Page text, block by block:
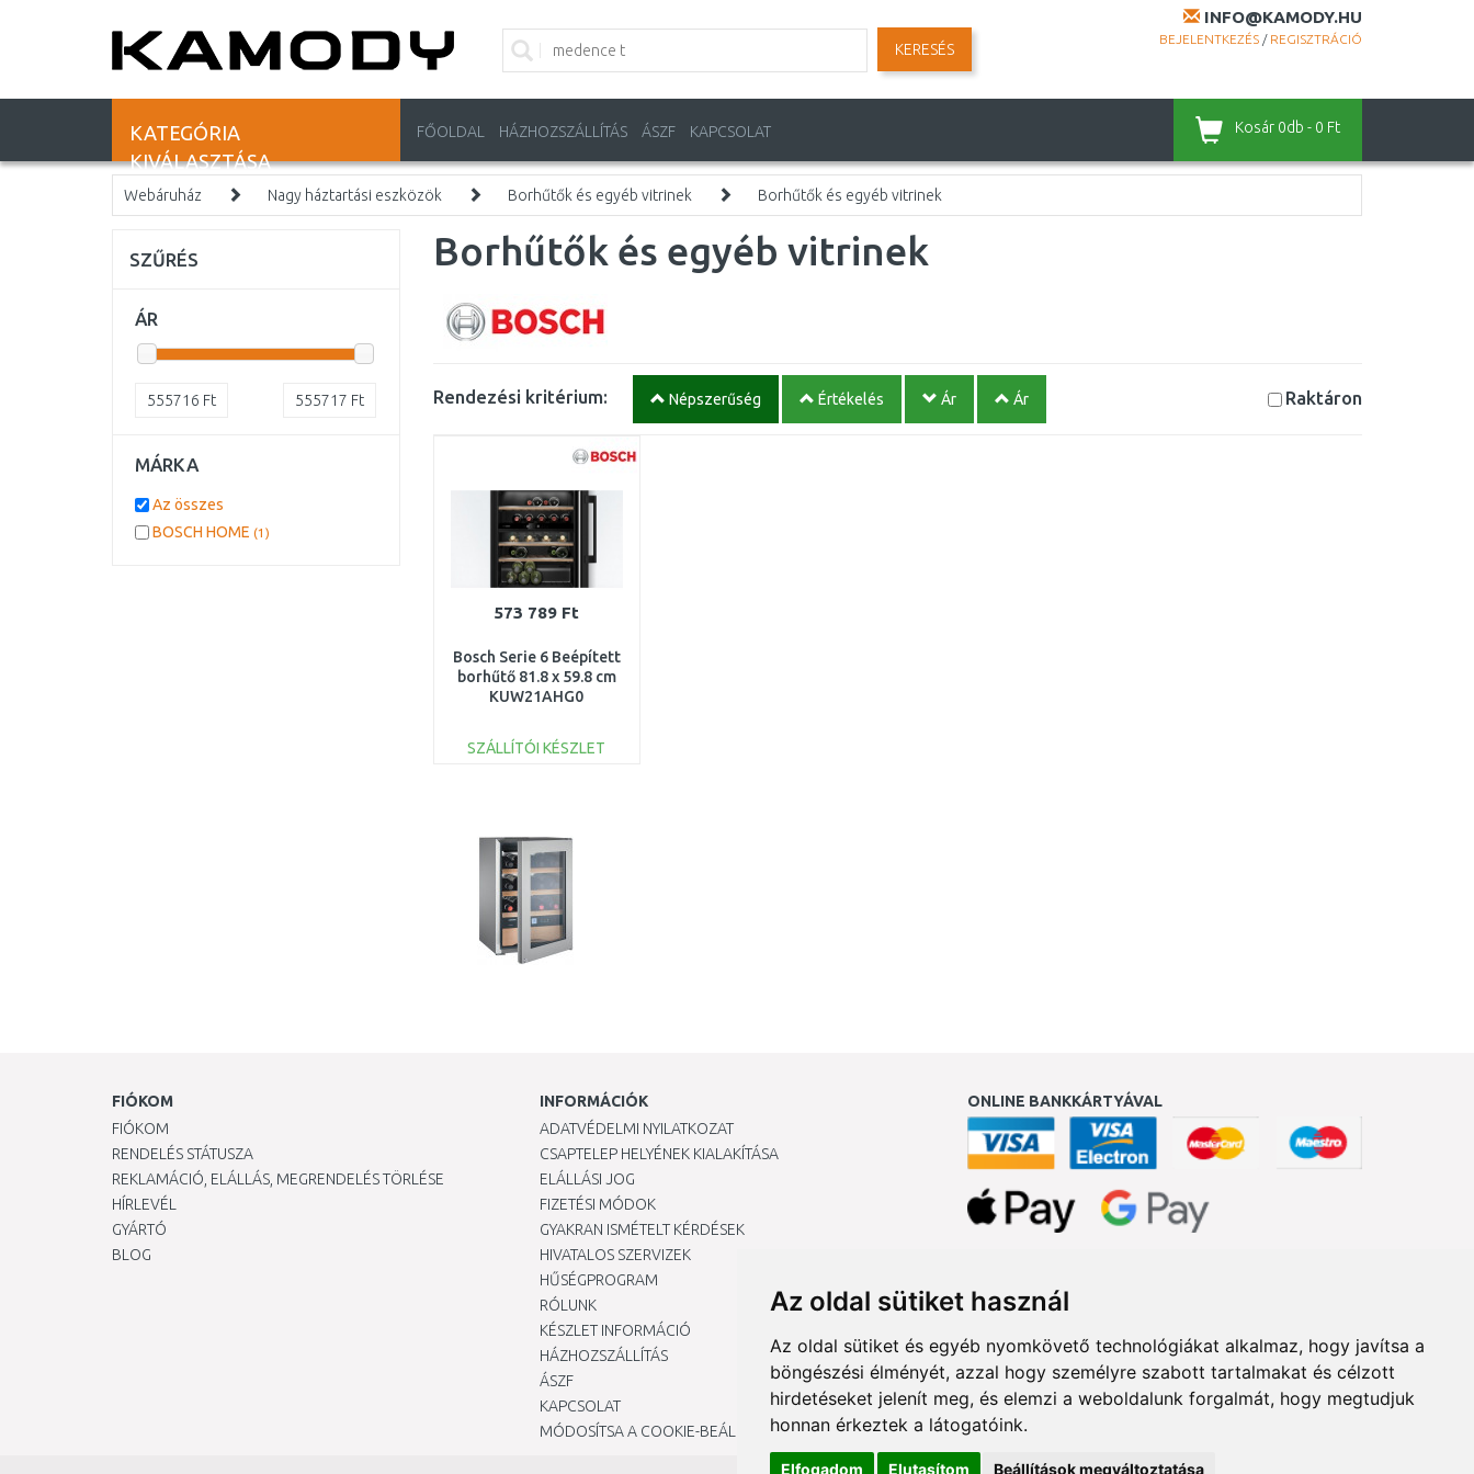
Az oldal sütiket használ
Az oldal sütiket és egyéb nyomkövető technológiákat alkalmaz, hogy javítsa a
böngészési élményét, azzal hogy személyre szabott tartalmakat és célzott
hirdetéseket jelenít meg, és elemzi a weboldalunk forgalmát, hogy megtudjuk
honnan érkeztek a látogatóink.
Elfogadom Elutasítom Beállítások megváltoztatása
INFO@KAMODY.HU
BEJELENTKEZÉS / REGISZTRÁCIÓ
KERESÉS
KATEGÓRIA
KIVÁLASZTÁSA
FŐOLDAL HÁZHOZSZÁLLÍTÁS ÁSZF KAPCSOLAT Kosár 0db - 0 Ft
Webáruház Nagy háztartási eszközök Borhűtők és egyéb vitrinek Borhűtők és egyéb vitrinek
Borhűtők és egyéb vitrinek
Rendezési kritérium: Népszerűség Értékelés Ár Ár Raktáron
573 789 Ft
Bosch Serie 6 Beépített
borhűtő 81.8 x 59.8 cm
KUW21AHG0
SZÁLLÍTÓI KÉSZLET
SZŰRÉS
ÁR
555716 Ft 555717 Ft
MÁRKA
Az összes
BOSCH HOME (1)
FIÓKOM
FIÓKOM
RENDELÉS STÁTUSZA
REKLAMÁCIÓ, ELÁLLÁS, MEGRENDELÉS TÖRLÉSE
HÍRLEVÉL
GYÁRTÓ
BLOG
INFORMÁCIÓK
ADATVÉDELMI NYILATKOZAT
CSAPTELEP HELYÉNEK KIALAKÍTÁSA
ELÁLLÁSI JOG
FIZETÉSI MÓDOK
GYAKRAN ISMÉTELT KÉRDÉSEK
HIVATALOS SZERVIZEK
HŰSÉGPROGRAM
RÓLUNK
KÉSZLET INFORMÁCIÓ
HÁZHOZSZÁLLÍTÁS
ÁSZF
KAPCSOLAT
MÓDOSÍTSA A COOKIE-BEÁLLÍTÁSAIMAT
ONLINE BANKKÁRTYÁVAL